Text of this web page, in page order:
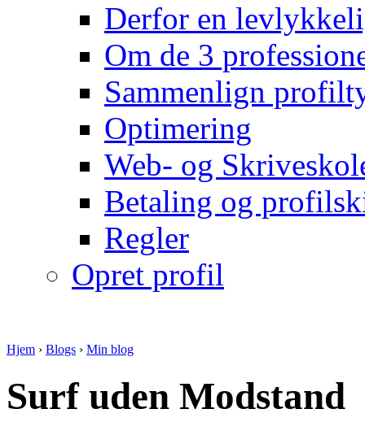
Derfor en
Om de 3
Sammenlign
Optimering
Web- og
Betaling og
Regler
Opret profil
Hjem › Blogs › Min blog
Surf uden Modstand